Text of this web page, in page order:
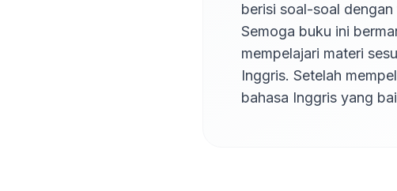
berisi soal-soal
Semoga buku ini
mempelajari materi
Inggris. Setelah
bahasa Inggris yang